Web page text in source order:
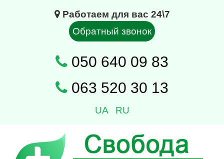
Работаем для вас 24\7
Обратный звонок
050 640 09 83
063 520 30 13
UA RU